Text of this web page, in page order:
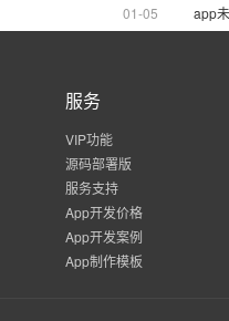
01-05 app
服务
VIP功能
源码部署版
服务支持
App开发价格
App开发案例
App制作模板